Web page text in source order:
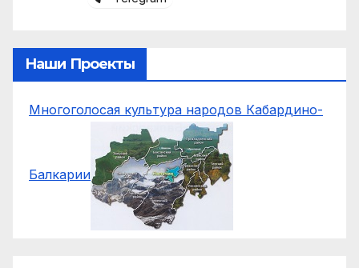
Наши Проекты
Многоголосая культура народов Кабардино-
Балкарии